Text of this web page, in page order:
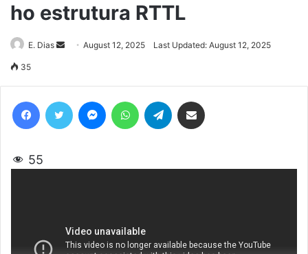
ho estrutura RTTL
E. Dias
SendAugust 12, 2025 Last Updated: August 12, 2025
35
55